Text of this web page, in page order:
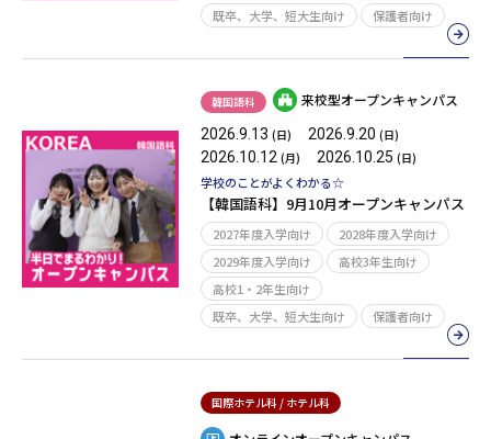
既卒、大学、短大生向け
保護者向け
韓国語科 来校型オープンキャンパス
2026.9.13 (日) 2026.9.20 (日)
2026.10.12 (月) 2026.10.25 (日)
学校のことがよくわかる☆
【韓国語科】9月10月オープンキャンパス
2027年度入学向け
2028年度入学向け
2029年度入学向け
高校3年生向け
高校1・2年生向け
既卒、大学、短大生向け
保護者向け
国際ホテル科 / ホテル科